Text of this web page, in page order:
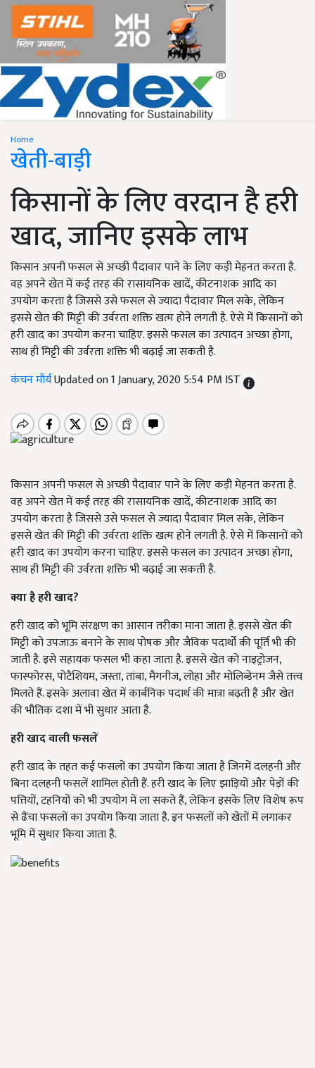
Home
खेती-बाड़ी
किसानों के लिए वरदान है हरी
खाद, जानिए इसके लाभ
किसान अपनी फसल से अच्छी पैदावार पाने के लिए कड़ी मेहनत करता है.
वह अपने खेत में कई तरह की रासायनिक खादें, कीटनाशक आदि का
उपयोग करता है जिससे उसे फसल से ज्यादा पैदावार मिल सके, लेकिन
इससे खेत की मिट्टी की उर्वरता शक्ति खत्म होने लगती है. ऐसे में किसानों को
हरी खाद का उपयोग करना चाहिए. इससे फसल का उत्पादन अच्छा होगा,
साथ ही मिट्टी की उर्वरता शक्ति भी बढ़ाई जा सकती है.
कंचन मौर्यUpdated on 1 January, 2020 5:54 PM IST
किसान अपनी फसल से अच्छी पैदावार पाने के लिए कड़ी मेहनत करता है.
वह अपने खेत में कई तरह की रासायनिक खादें, कीटनाशक आदि का
उपयोग करता है जिससे उसे फसल से ज्यादा पैदावार मिल सके, लेकिन
इससे खेत की मिट्टी की उर्वरता शक्ति खत्म होने लगती है. ऐसे में किसानों को
हरी खाद का उपयोग करना चाहिए. इससे फसल का उत्पादन अच्छा होगा,
साथ ही मिट्टी की उर्वरता शक्ति भी बढ़ाई जा सकती है.
क्या है हरी खाद?
हरी खाद को भूमि संरक्षण का आसान तरीका माना जाता है. इससे खेत की
मिट्टी को उपजाऊ बनाने के साथ पोषक और जैविक पदार्थों की पूर्ति भी की
जाती है. इसे सहायक फसल भी कहा जाता है. इससे खेत को नाइट्रोजन,
फास्फोरस, पोटैशियम, जस्ता, तांबा, मैगनीज, लोहा और मोलिब्डेनम जैसे तत्त्व
मिलते हैं. इसके अलावा खेत में कार्बनिक पदार्थ की मात्रा बढ़ती है और खेत
की भौतिक दशा में भी सुधार आता है.
हरी खाद वाली फसलें
हरी खाद के तहत कई फसलों का उपयोग किया जाता है जिनमें दलहनी और
बिना दलहनी फसलें शामिल होती हैं. हरी खाद के लिए झाड़ियों और पेड़ों की
पत्तियों, टहनियों को भी उपयोग में ला सकते हैं, लेकिन इसके लिए विशेष रूप
से ढैंचा फसलों का उपयोग किया जाता है. इन फसलों को खेतों में लगाकर
भूमि में सुधार किया जाता है.